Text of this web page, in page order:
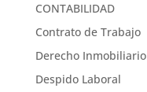
CONTABILIDAD
Contrato de Trabajo
Derecho Inmobiliario
Despido Laboral